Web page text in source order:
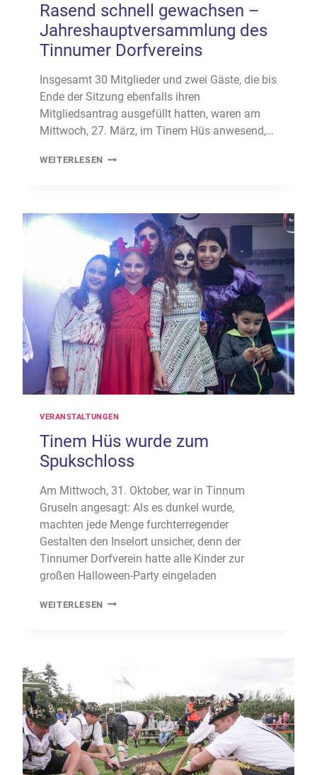
Rasend schnell gewachsen –
Jahreshauptversammlung des
Tinnumer Dorfvereins
Insgesamt 30 Mitglieder und zwei Gäste, die bis
Ende der Sitzung ebenfalls ihren
Mitgliedsantrag ausgefüllt hatten, waren am
Mittwoch, 27. März, im Tinem Hüs anwesend,…
WEITERLESEN RASEND
JAHRESHAUPTVERSAMMLUNG
TINNUMER
DORFVEREINS
VERANSTALTUNGEN
Tinem Hüs wurde zum
Spukschloss
Am Mittwoch, 31. Oktober, war in Tinnum
Gruseln angesagt: Als es dunkel wurde,
machten jede Menge furchterregender
Gestalten den Inselort unsicher, denn der
Tinnumer Dorfverein hatte alle Kinder zur
großen Halloween-Party eingeladen
WEITERLESEN TINEM